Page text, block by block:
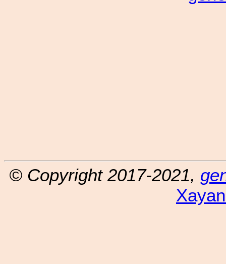
© Copyright 2017-2021,